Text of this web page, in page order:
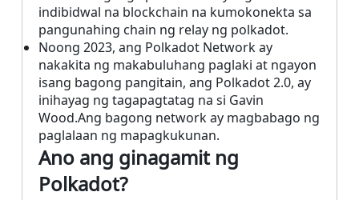
indibidwal na blockchain na kumokonekta sa
pangunahing chain ng relay ng polkadot.
Noong 2023, ang Polkadot Network ay
nakakita ng makabuluhang paglaki at ngayon
isang bagong pangitain, ang Polkadot 2.0, ay
inihayag ng tagapagtatag na si Gavin
Wood.Ang bagong network ay magbabago ng
paglalaan ng mapagkukunan.
Ano ang ginagamit ng
Polkadot?